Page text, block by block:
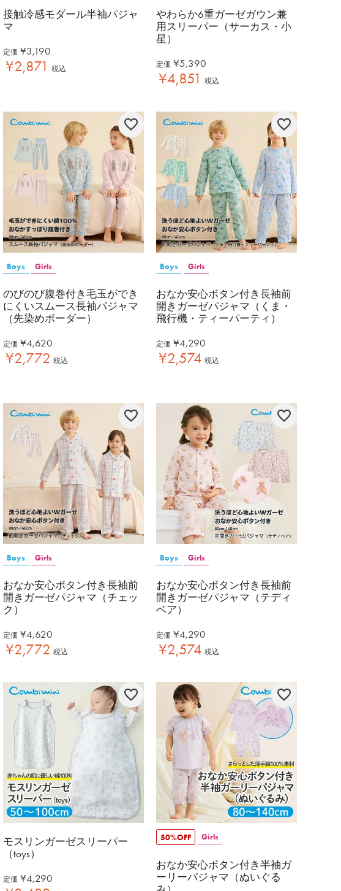
接触冷感モダール半袖パジャ
マ
定価 ¥3,190
¥2,871 税込
やわらか6重ガーゼガウン兼
用スリーパー（サーカス・小
星）
定価 ¥5,390
¥4,851 税込
Boys Girls
のびのび腹巻付き毛玉ができ
にくいスムース長袖パジャマ
（先染めボーダー）
定価 ¥4,620
¥2,772 税込
Boys Girls
おなか安心ボタン付き長袖前
開きガーゼパジャマ（くま・
飛行機・ティーパーティ）
定価 ¥4,290
¥2,574 税込
Boys Girls
おなか安心ボタン付き長袖前
開きガーゼパジャマ（チェッ
ク）
定価 ¥4,620
¥2,772 税込
Boys Girls
おなか安心ボタン付き長袖前
開きガーゼパジャマ（テディ
ベア）
定価 ¥4,290
¥2,574 税込
モスリンガーゼスリーパー
（toys）
定価 ¥4,290
50%OFF Girls
おなか安心ボタン付き半袖ガ
ーリーパジャマ（ぬいぐる